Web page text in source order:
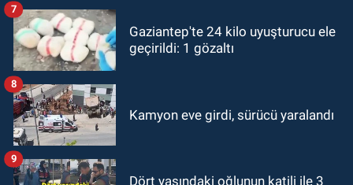
Gaziantep'te 24 kilo uyuşturucu ele
geçirildi: 1 gözaltı
7
Kamyon eve girdi, sürücü yaralandı
8
Dört yaşındaki oğlunun katili ile 3
9